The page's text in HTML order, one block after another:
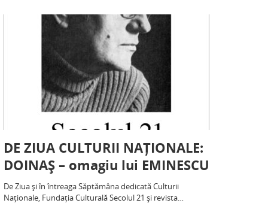
DE ZIUA CULTURII NAȚIONALE:
DOINAȘ – omagiu lui EMINESCU
De Ziua și în întreaga Săptămâna dedicată Culturii
Naționale, Fundația Culturală Secolul 21 și revista…